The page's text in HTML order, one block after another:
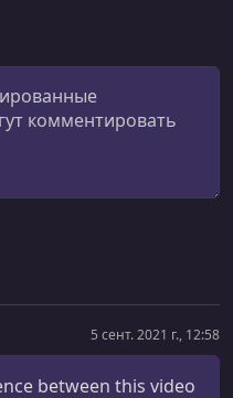
5 сент. 2021 г., 12:58
between this video